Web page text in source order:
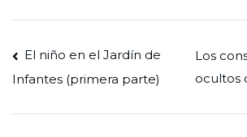
Navegación
de
El niño en el Jardín de
Infantes (primera parte)
Los
ocultos